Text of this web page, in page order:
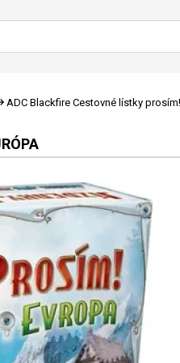
ADC Blackfire Cestovné lístky